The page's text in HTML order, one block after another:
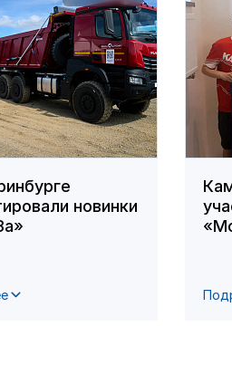
новинки